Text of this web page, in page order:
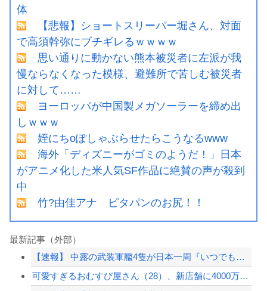
体
【悲報】ショートスリーパー堀さん、対面
で高須幹弥にブチギレるｗｗｗｗ
思い通りに動かない熊本被災者に左派が我
慢ならなくなった模様、避難所で苦しむ被災者
に対して……
ヨーロッパが中国製メガソーラーを締め出
しｗｗｗ
姪にちoぽしゃぶらせたらこうなるwww
海外「ディズニーがゴミのようだ！」日本
がアニメ化した米人気SF作品に絶賛の声が殺到
中
竹?由佳アナ ピタパンのお尻！！
最新記事（外部）
【速報】 中露の武装軍艦4隻が日本一周『いつでも国家沈没させられるぞ』
可愛すぎるおむすび屋さん（28）、新店舗に4000万円クラファンした成功した結果...